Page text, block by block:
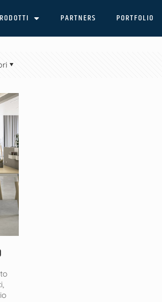
PARTNERS PORTFOLIO